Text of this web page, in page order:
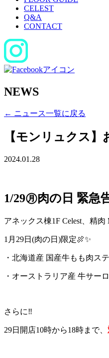
CELEST
Q&A
CONTACT
NEWS
← ニュース一覧に戻る
【モンリュクス】
2024.01.28
1/29㊊肉の日 緊急
アネックス棟1F Celest、精
1月29日(肉の日)限定🍖✨
・北海道産 国産牛もも肉ス
・オーストラリア産 牛サー
さらに‼
29日開店10時から18時まで、